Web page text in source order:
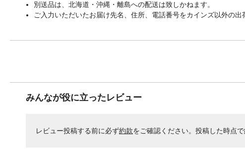
別送品は、北海道・沖縄・離島への配送は致しかねます。
ご入力いただいたお届け先名、住所、電話番号をカインズ以外の
みんなが役に立ったレビュー
レビュー投稿する前に必ず約款をご確認ください。投稿した時点